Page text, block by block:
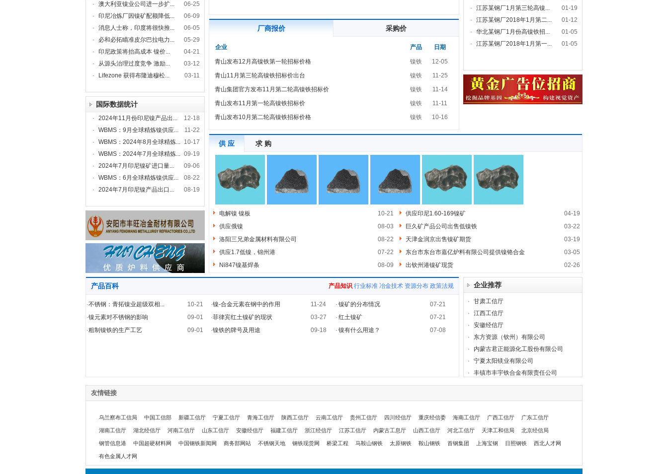
· 澳大利亚镍业公司进一步扩...
06-25
·
印尼冶炼厂因镍矿配额降低...
06-09
·
消息人士称，印度将很快推...
06-05
·
必和必拓瞄准皮尔巴拉电力...
05-29
·
印尼政策将抬高成本 镍价...
04-21
·
从源头治理过度竞争 激励...
03-12
·
Lifezone 获得布隆迪穆松... 03-11
国际数据统计
· 2024年11月份印尼镍产品出...
12-18
·
WBMS：9月全球精炼镍供应...
11-22
·
WBMS：2024年8月全球精炼... 10-17
·
WBMS：2024年7月全球精炼... 09-19
·
2024年7月印尼镍矿进口量...
09-06
·
WBMS：6月全球精炼镍供应...
08-22
·
2024年7月印尼镍产品出口... 08-19
厂商报价 采购价
企业 产品 日期
青山发布12月高镍铁第一轮招标价格 镍铁
12-05
青山11月第三轮高镍铁招标价出台
镍铁
11-25
青山集团官方发布11月第二轮高镍铁招标价
镍铁
11-14
青山发布11月第一轮高镍铁招标价
镍铁
11-11
青山发布10月第二轮高镍铁招标价格
镍铁 10-16
·
江苏某钢厂1月第三轮高镍...
01-19
·
江苏某钢厂2018年1月第二...
01-12
·
华北某钢厂1月份高镍铁招...
01-05
·
江苏某钢厂2018年1月第一... 01-05
供 应 求 购
电解镍 镍板
10-21
供应俄镍
08-03
洛阳三兄弟金属材料有限公司
08-22
供应1.7低镍，锦州港
07-22
Ni847镍基焊条
08-09
供应印尼1.60-169镍矿
04-19
巨久矿产品公司出售低镍铁
03-22
天津金润京出售镍矿期货
03-19
东台市东台市嘉亿炉料有限公司提供镍铬合金
03-05
出钦州港镍矿现货
02-26
产品百科 产品知识 行业标准 冶金技术 资源分布 政策法规
·不锈钢：青拓镍业超级双相...
10-21
·镍元素对不锈钢的影响
09-01
·粗制镍铁的生产工艺 09-01
·镍-合金元素在钢中的作用
11-24
·菲律宾红土镍矿的现状
03-27
·镍铁的牌号及用途 09-18
· 镍矿的分布情况
07-21
· 红土镍矿
07-21
· 镍有什么用途？ 07-08
企业推荐
·
甘肃工信厅
·
江西工信厅
·
安徽经信厅
·
东方资源（钦州）有限公司
·
内蒙古君正能源化工股份有限公司
·
宁夏太阳镁业有限公司
·
丰镇市丰宇铁合金有限责任公司
友情链接
乌兰察布工信局 中国工信部 新疆工信厅 宁夏工信厅 青海工信厅 陕西工信厅 云南工信厅 贵州工信厅 四川经信厅 重庆经信委 海南工信厅 广西工信厅 广东工信厅
湖南工信厅 湖北经信厅 河南工信厅 山东工信厅 安徽经信厅 福建工信厅 浙江经信厅 江苏工信厅 内蒙古工息厅 山西工信厅 河北工信厅 天津工和信局 北京经信局
钢管信息港 中国超硬材料网 中国钢铁新闻网 商务部网站 不锈钢天地 钢铁现货网 桥梁工程 马鞍山钢铁 太原钢铁 鞍山钢铁 首钢集团 上海宝钢 日照钢铁 西北人才网
有色金属人才网